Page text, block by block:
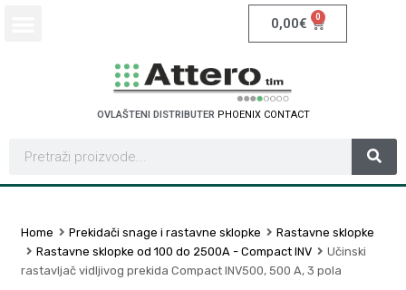
0,00€ 0
OVLAŠTENI DISTRIBUTER PHOENIX CONTACT
Home Prekidači snage i rastavne sklopke
Rastavne sklopke
Rastavne sklopke od 100 do 2500A - Compact INV
Učinski
rastavljač vidljivog prekida Compact INV500, 500 A, 3 pola